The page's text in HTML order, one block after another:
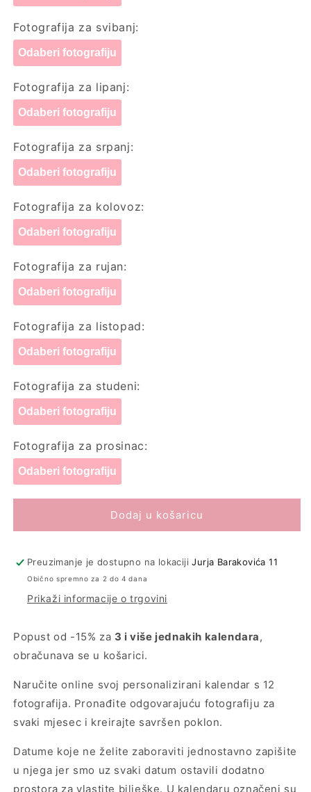
Fotografija za svibanj:
Odaberi fotografiju
Fotografija za lipanj:
Odaberi fotografiju
Fotografija za srpanj:
Odaberi fotografiju
Fotografija za kolovoz:
Odaberi fotografiju
Fotografija za rujan:
Odaberi fotografiju
Fotografija za listopad:
Odaberi fotografiju
Fotografija za studeni:
Odaberi fotografiju
Fotografija za prosinac:
Odaberi fotografiju
Dodaj u košaricu
Preuzimanje je dostupno na lokacijiJurja Barakovića 11
Obično spremno za 2 do 4 dana
Prikaži informacije o trgovini
Popust od -15% za 3 i više jednakih kalendara,
obračunava se u košarici.
Naručite online svoj personalizirani kalendar s 12
fotografija. Pronađite odgovarajuću fotografiju za
svaki mjesec i kreirajte savršen poklon.
Datume koje ne želite zaboraviti jednostavno zapišite
u njega jer smo uz svaki datum ostavili dodatno
prostora za vlastite bilješke. U kalendaru označeni su